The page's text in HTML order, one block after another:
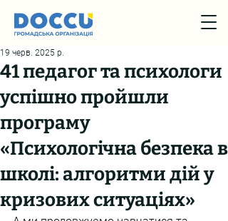
41 педагог та психологи
успішно пройшли
програму
«Психологічна безпека в
школі: алгоритми дій у
кризових ситуаціях»
19 черв. 2025 р.